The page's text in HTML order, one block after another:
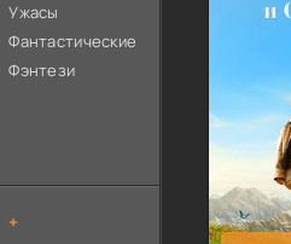
Ужасы
Фантастические
Фэнтези
+